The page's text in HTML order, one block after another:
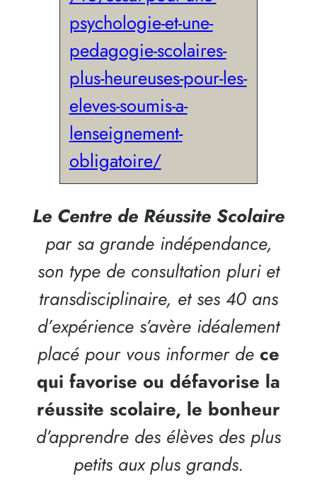
psychologie-et-une-
pedagogie-scolaires-
plus-heureuses-pour-les-
eleves-soumis-a-
lenseignement-
obligatoire/
Le Centre de Réussite Scolaire
par sa grande indépendance,
son type de consultation pluri et
transdisciplinaire, et ses 40 ans
d’expérience s’avère idéalement
placé pour vous informer de ce
qui favorise ou défavorise la
réussite scolaire, le bonheur
d’apprendre des élèves des plus
petits aux plus grands.